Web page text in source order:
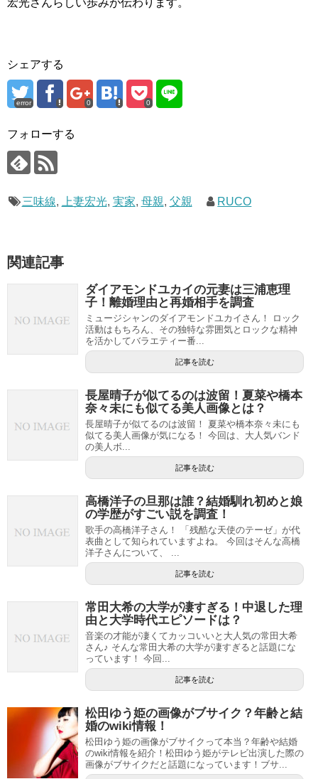
宏光さんらしい歩みが伝わります。
シェアする
error 0 0
フォローする
三味線, 上妻宏光, 実家, 母親, 父親 RUCO
関連記事
ダイアモンドユカイの元妻は三浦恵理
子！離婚理由と再婚相手を調査
ミュージシャンのダイアモンドユカイさん！ ロック
活動はもちろん、その独特な雰囲気とロックな精神
を活かしてバラエティー番...
記事を読む
長屋晴子が似てるのは波留！夏菜や橋本
奈々未にも似てる美人画像とは？
長屋晴子が似てるのは波留！ 夏菜や橋本奈々未にも
似てる美人画像が気になる！ 今回は、大人気バンド
の美人ボ...
記事を読む
高橋洋子の旦那は誰？結婚馴れ初めと娘
の学歴がすごい説を調査！
歌手の高橋洋子さん！ 「残酷な天使のテーゼ」が代
表曲として知られていますよね。 今回はそんな高橋
洋子さんについて、 ...
記事を読む
常田大希の大学が凄すぎる！中退した理
由と大学時代エピソードは？
音楽の才能が凄くてカッコいいと大人気の常田大希
さん♪ そんな常田大希の大学が凄すぎると話題にな
っています！ 今回...
記事を読む
松田ゆう姫の画像がブサイク？年齢と結
婚のwiki情報！
松田ゆう姫の画像がブサイクって本当？年齢や結婚
のwiki情報を紹介！松田ゆう姫がテレビ出演した際の
画像がブサイクだと話題になっています！ブサ...